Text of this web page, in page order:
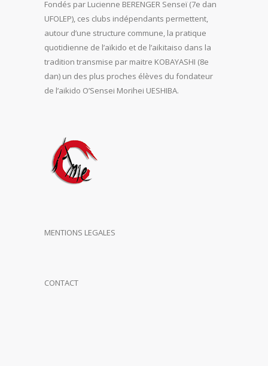
Fondés par Lucienne BERENGER Senseï (7e dan
UFOLEP), ces clubs indépendants permettent,
autour d’une structure commune, la pratique
quotidienne de l’aïkido et de l’aikitaiso dans la
tradition transmise par maitre KOBAYASHI (8e
dan) un des plus proches élèves du fondateur
de l’aikido O’Sensei Morihei UESHIBA.
MENTIONS LEGALES
CONTACT